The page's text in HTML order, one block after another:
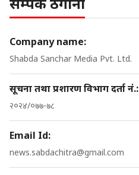
Company name:
Shabda Sanchar Media Pvt. Ltd.
सूचना तथा प्रशारण विभाग दर्ता नं.:
२०२४/०७७-७८
Email Id:
news.sabdachitra@gmail.com